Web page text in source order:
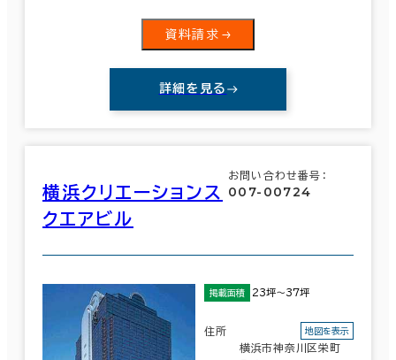
資料請求
詳細を見る
横浜クリエーションス
クエアビル
お問い合わせ番号：
007-00724
掲載面積 23坪～37坪
住所
横浜市神奈川区栄町
地図を表示